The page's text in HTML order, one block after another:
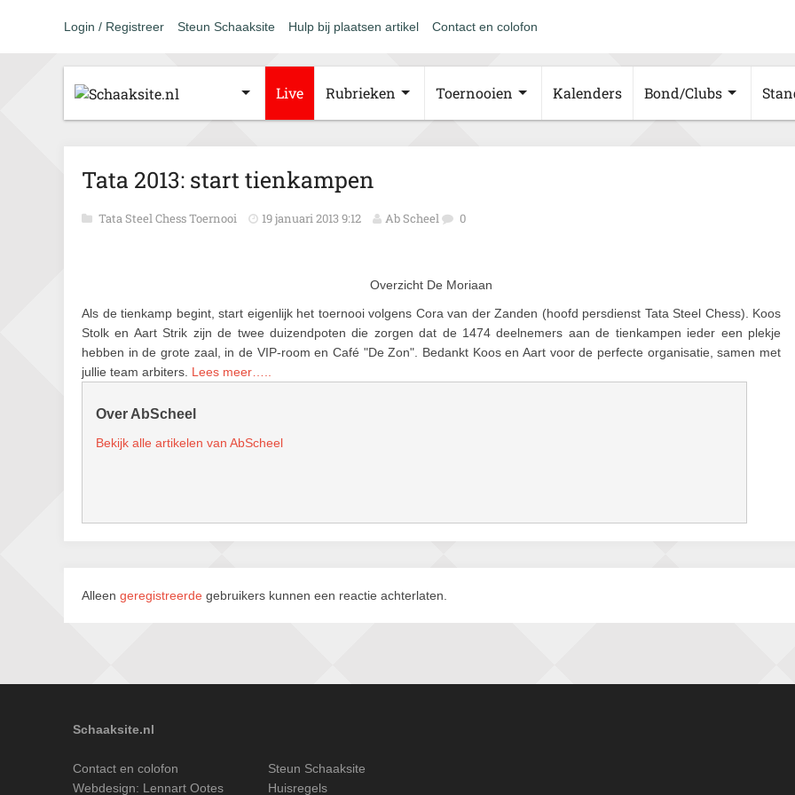
Login / Registreer Steun Schaaksite Hulp bij plaatsen artikel Contact en colofon
Live Rubrieken Toernooien Kalenders Bond/Clubs
Tata 2013: start tienkampen
Tata Steel Chess Toernooi 19 januari 2013 9:12 Ab Scheel 0
Overzicht De Moriaan
Als de tienkamp begint, start eigenlijk het toernooi volgens Cora van der Zanden (hoofd persdienst Tata Steel Chess). Koos
Stolk en Aart Strik zijn de twee duizendpoten die zorgen dat de 1474 deelnemers aan de tienkampen ieder een plekje
hebben in de grote zaal, in de VIP-room en Café "De Zon". Bedankt Koos en Aart voor de perfecte organisatie, samen met
jullie team arbiters. Lees meer…..
Over AbScheel
Bekijk alle artikelen van AbScheel
Alleen geregistreerde gebruikers kunnen een reactie achterlaten.
Schaaksite.nl
Contact en colofon
Webdesign: Lennart Ootes
Steun Schaaksite
Huisregels